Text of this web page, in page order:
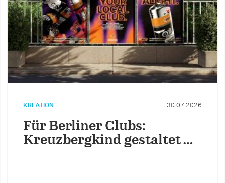
KREATION 30.07.2026
Für Berliner Clubs:
Kreuzbergkind gestaltet …